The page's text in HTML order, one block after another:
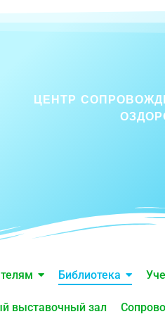
ЦЕНТР
Библиотека
выставочный зал